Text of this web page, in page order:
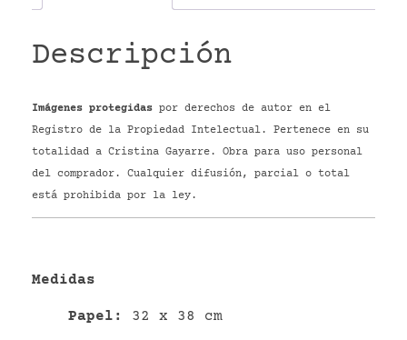
Descripción
Imágenes protegidas por derechos de autor en el
Registro de la Propiedad Intelectual. Pertenece en su
totalidad a Cristina Gayarre. Obra para uso personal
del comprador. Cualquier difusión, parcial o total
está prohibida por la ley.
Medidas
Papel : 32 x 38 cm